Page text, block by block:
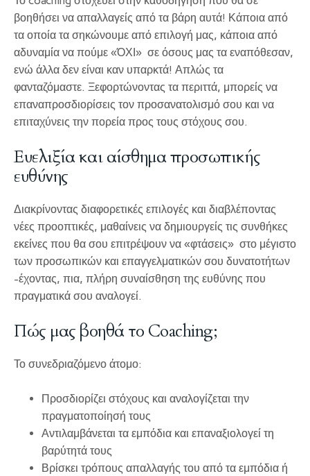
βοηθήσει να απαλλαγείς από τα βάρη αυτά! Κάποια από
τα οποία τα σηκώνουμε από επιλογή μας, κάποια από
αδυναμία να πούμε «ΌΧΙ» σε όσους μας τα εναπόθεσαν,
ενώ άλλα δεν είναι καν υπαρκτά! Απλώς τα
φανταζόμαστε. Ξεφορτώνοντας τα περιττά, μπορείς να
επαναπροσδιορίσεις τον προσανατολισμό σου και να
επιταχύνεις την πορεία προς τους στόχους σου.
Ευελιξία και αίσθημα προσωπικής
ευθύνης
Διακρίνοντας διαφορετικές επιλογές και διαβλέποντας
νέες προοπτικές, μαθαίνεις να δημιουργείς τις συνθήκες
εκείνες που θα σου επιτρέψουν να «φτάσεις» στο μέγιστο
των προσωπικών και επαγγελματικών σου δυνατοτήτων
-έχοντας, πια, πλήρη συναίσθηση της ευθύνης που
πραγματικά σου αναλογεί.
Πώς μας βοηθά το Coaching;
Το συνεδριαζόμενο άτομο:
Προσδιορίζει στόχους και αναλογίζεται την
πραγματοποίησή τους
Αντιλαμβάνεται τα εμπόδια και επαναξιολογεί τη
βαρύτητά τους
Βρίσκει τρόπους απαλλαγής του από τα εμπόδια ή